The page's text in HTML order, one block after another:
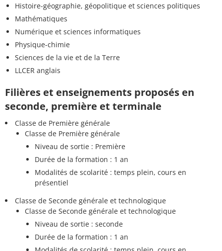
Histoire-géographie, géopolitique et sciences politiques
Mathématiques
Numérique et sciences informatiques
Physique-chimie
Sciences de la vie et de la Terre
LLCER anglais
Filières et enseignements proposés en
seconde, première et terminale
Classe de Première générale
Classe de Première générale
Niveau de sortie : Première
Durée de la formation : 1 an
Modalités de scolarité : temps plein, cours en
présentiel
Classe de Seconde générale et technologique
Classe de Seconde générale et technologique
Niveau de sortie : seconde
Durée de la formation : 1 an